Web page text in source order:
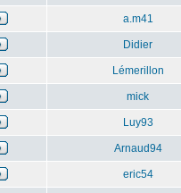
a.m41
Didier
Lémerillon
mick
Luy93
Arnaud94
eric54